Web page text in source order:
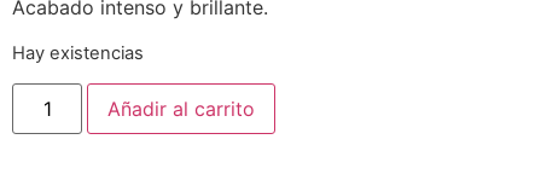
Acabado intenso y brillante.
Hay existencias
Añadir al carrito